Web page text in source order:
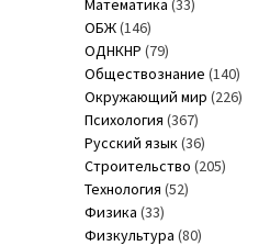
ОБЖ(146)
ОДНКНР (79)
Обществознание (140)
Окружающий мир (226)
Психология (367)
Русский язык (36)
Строительство (205)
Технология (52)
Физика (33)
Физкультура (80)